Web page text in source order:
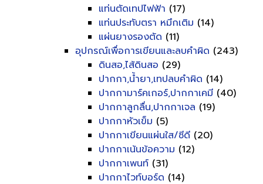
แท่นตัดเทปไฟฟ้า (17)
แท่นประทับตรา หมึกเติม (14)
แผ่นยางรองตัด (11)
อุปกรณ์เพื่อการเขียนและลบคำผิด (243)
ดินสอ,ไส้ดินสอ (29)
ปากกา,น้ำยา,เทปลบคำผิด (14)
ปากกามาร์คเกอร์,ปากกาเคมี (40)
ปากกาลูกลื่น,ปากกาเจล (19)
ปากกาหัวเข็ม (5)
ปากกาเขียนแผ่นใส/ซีดี (20)
ปากกาเน้นข้อความ (12)
ปากกาเพนท์ (31)
ปากกาไวท์บอร์ด (14)